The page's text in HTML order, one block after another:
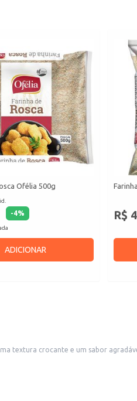
Ofélia 500g
-4%
ADICIONAR
R$
textura crocante e um sabor